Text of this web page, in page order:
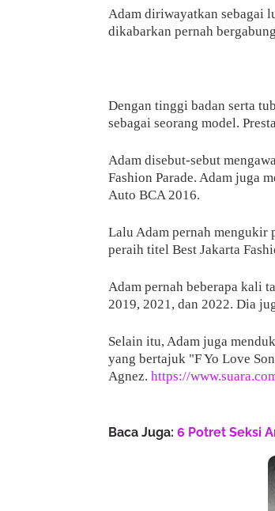
Adam diriwayatkan sebagai
dikabarkan pernah
Dengan tinggi badan serta
sebagai seorang model.
Adam disebut-sebut
Fashion Parade. Adam juga
Auto BCA 2016.
Lalu Adam pernah mengukir
peraih titel Best Jakarta
Adam pernah beberapa kali
2019, 2021, dan 2022. Dia
Selain itu, Adam juga
yang bertajuk "F Yo Love
Agnez. https://
Baca Juga: 6 Potret Seksi